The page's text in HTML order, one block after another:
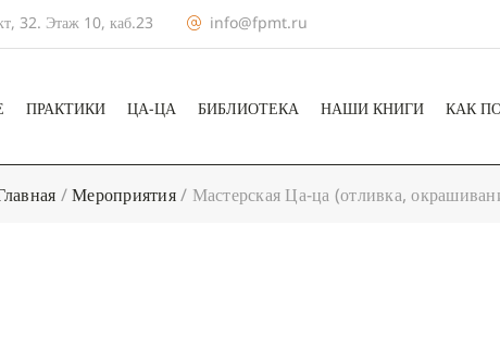
32. Этаж 10, каб.23 info@fpmt.ru
ПРАКТИКИ ЦА-ЦА БИБЛИОТЕКА НАШИ КНИГИ КАК
/Мероприятия/ Мастерская Ца-ца (отливка,